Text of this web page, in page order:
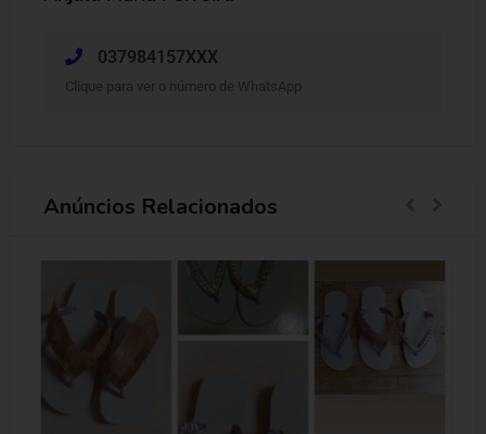
037984157XXX
Clique para ver o número de WhatsApp
Anúncios Relacionados